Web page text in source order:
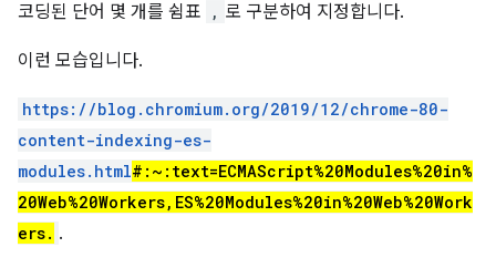
코딩된 단어 몇 개를 쉼표
, 로 구분하여 지정합니다.
이런 모습입니다.
https://blog.chromium.org/2019/12/chrome-80-
content-indexing-es-
modules.html#:~:text=ECMAScript%20Modules%20in%
20Web%20Workers,ES%20Modules%20in%20Web%20Work
ers. .